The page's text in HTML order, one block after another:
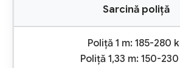
Sarcină poliță
Poliță 1 m: 185-280
Poliță 1,33 m: 150-